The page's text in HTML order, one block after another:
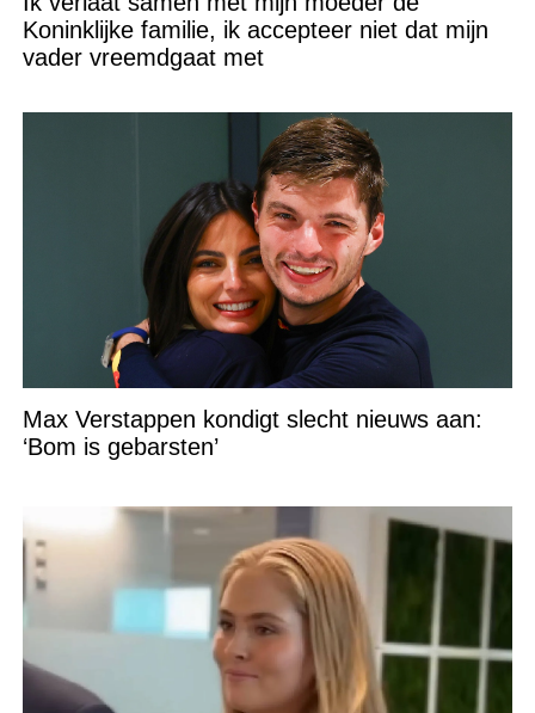
Koninklijke familie, ik accepteer niet dat mijn
vader vreemdgaat met
Max Verstappen kondigt slecht nieuws aan:
‘Bom is gebarsten’